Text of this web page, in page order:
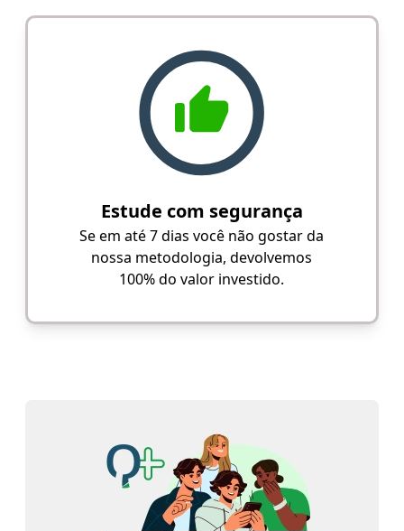
Estude com segurança
Se em até 7 dias você não gostar da
nossa metodologia, devolvemos
100% do valor investido.